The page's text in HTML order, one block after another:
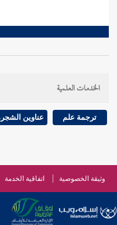
الخدمات العلمية
ترجمة علم عناوين
وثيقة الخصوصية اتفاقية الخدمة